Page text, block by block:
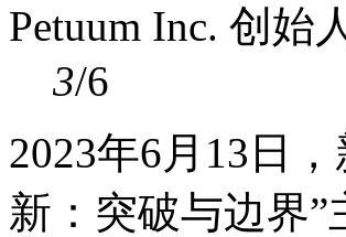
Petuum Inc. 创始
3/6
2023年6月13日
新：突破与边界